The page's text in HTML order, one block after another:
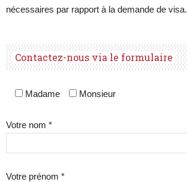
nécessaires par rapport à la demande de visa.
Contactez-nous via le formulaire
Madame Monsieur
Votre nom *
Votre prénom *